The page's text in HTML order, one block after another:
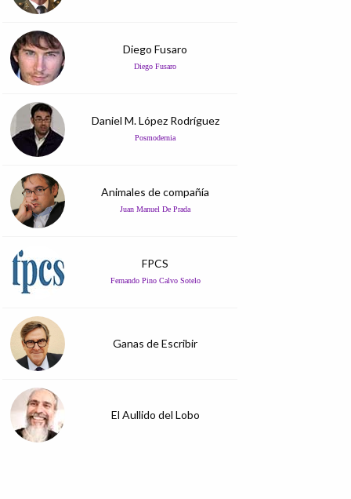
Diego Fusaro
Diego Fusaro
Daniel M. López Rodríguez
Posmodernia
Animales de compañía
Juan Manuel De Prada
FPCS
Fernando Pino Calvo Sotelo
Ganas de Escribir
El Aullido del Lobo